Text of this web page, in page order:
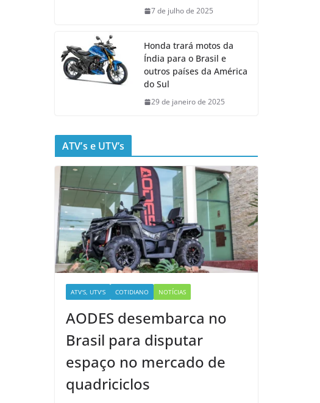
7 de julho de 2025
Honda trará motos da
Índia para o Brasil e
outros países da América
do Sul
29 de janeiro de 2025
ATV’s e UTV’s
ATV'S, UTV'S COTIDIANO NOTÍCIAS
AODES desembarca no
Brasil para disputar
espaço no mercado de
quadriciclos